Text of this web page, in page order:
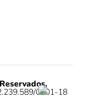
0001-18